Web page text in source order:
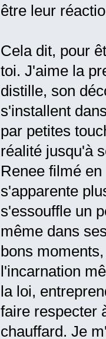
être leur
Cela dit, pour
toi. J'aime la
distille, son
s'installent
par petites
réalité jusqu'à
Renee filmé
s'apparente
s'essouffle un
même dans
bons
l'incarnation
la loi,
faire respecter
chauffard. Je